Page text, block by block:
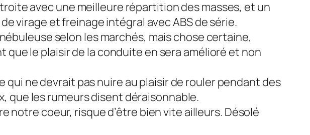
avec une meilleure répartition des masses, et un
virage et freinage intégral avec ABS de série.
selon les marchés, mais chose certaine,
le plaisir de la conduite en sera amélioré et non
qui ne devrait pas nuire au plaisir de rouler pendant des
que les rumeurs disent déraisonnable.
notre coeur, risque d’être bien vite ailleurs. Désolé